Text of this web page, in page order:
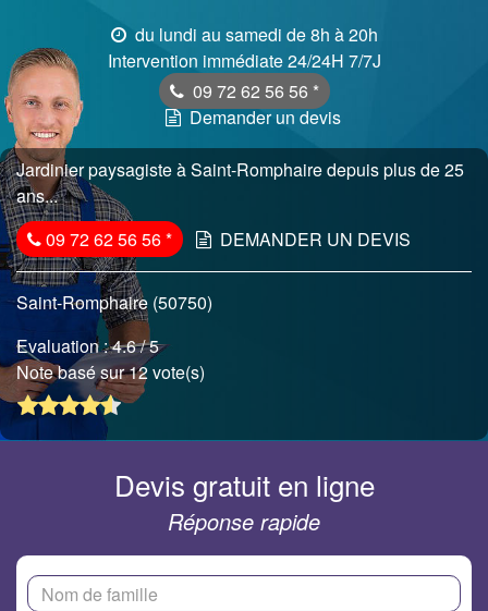
du lundi au samedi de 8h à 20h
Intervention immédiate 24/24H 7/7J
09 72 62 56 56 *
Demander un devis
Jardinier paysagiste à Saint-Romphaire depuis plus de 25
ans...
09 72 62 56 56* DEMANDER UN DEVIS
Saint-Romphaire (50750)
Evaluation :4.6/ 5
Note basé sur 12 vote(s)
Devis gratuit en ligne
Réponse rapide